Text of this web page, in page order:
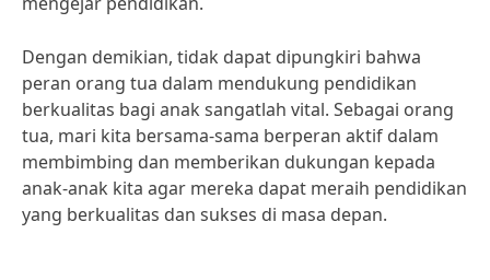
Dengan demikian, tidak dapat dipungkiri bahwa
peran orang tua dalam mendukung pendidikan
berkualitas bagi anak sangatlah vital. Sebagai orang
tua, mari kita bersama-sama berperan aktif dalam
membimbing dan memberikan dukungan kepada
anak-anak kita agar mereka dapat meraih pendidikan
yang berkualitas dan sukses di masa depan.